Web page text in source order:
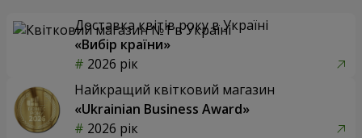
Доставка квітів року в Україні
«Вибір країни»
2026 рік
Найкращий квітковий магазин
«Ukrainian Business Award»
2026 рік